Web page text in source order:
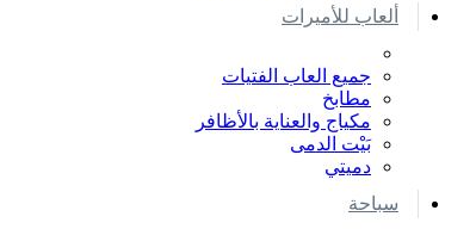
ألعاب للأميرات
جميع العاب الفتيات
مطابخ
مكياج والعناية بالأظافر
بَيْت الدمى
دميتي
سباحة